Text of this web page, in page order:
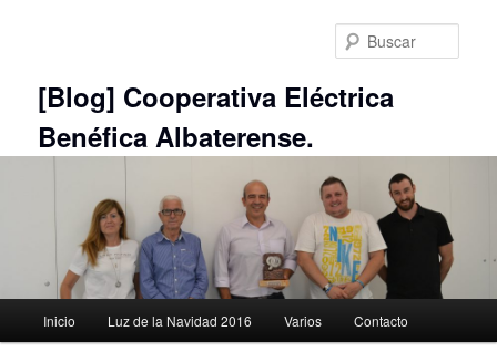
[Blog] Cooperativa Eléctrica
Benéfica Albaterense.
principal
Inicio Luz de la Navidad 2016 Varios Contacto